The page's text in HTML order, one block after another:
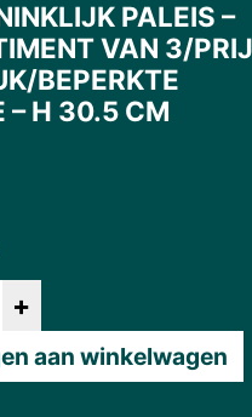
PALEIS –
VAN 3/
BEPERKTE
– H 30.5 CM
aan winkelwagen